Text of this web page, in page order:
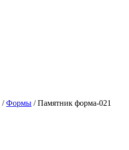
/Формы / Памятник форма-021